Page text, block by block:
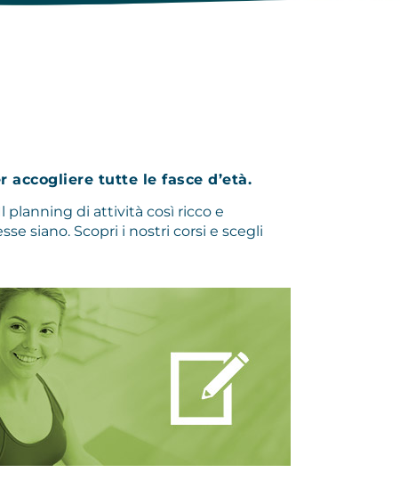
tutte le fasce d’età.
planning di attività così ricco e
siano. Scopri i nostri corsi e scegli